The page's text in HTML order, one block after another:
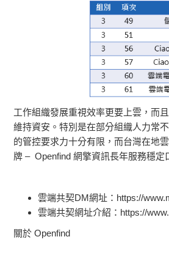
工作組織發展重視效率更要上雲，而
維持資安。特別是在部分組織人力常
的管控要求力十分有限，而台灣在地
牌 – Openfind 網擎資訊長年服務穩定
雲端共契DM網址：https://
雲端共契網址介紹：https://
關於 Openfind